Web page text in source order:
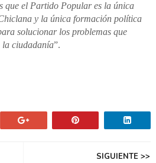
que el Partido Popular es la única
y la única formación política
solucionar los problemas que
la ciudadanía”.
SIGUIENTE >>